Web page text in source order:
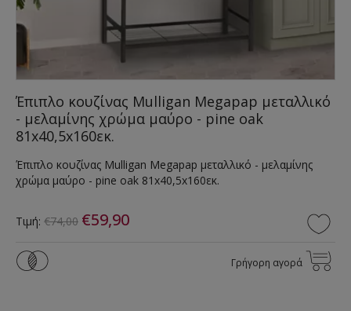
Έπιπλο κουζίνας Mulligan Megapap μεταλλικό
- μελαμίνης χρώμα μαύρο - pine oak
81x40,5x160εκ.
Έπιπλο κουζίνας Mulligan Megapap μεταλλικό - μελαμίνης
χρώμα μαύρο - pine oak 81x40,5x160εκ.
Τιμή: €74,00 €59,90
Γρήγορη αγορά